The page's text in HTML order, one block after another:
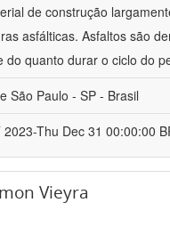
de construção
asfálticas. Asfaltos são
do quanto durar o ciclo do
São Paulo - SP - Brasil
Thu Dec 31 00:00:00
Vieyra